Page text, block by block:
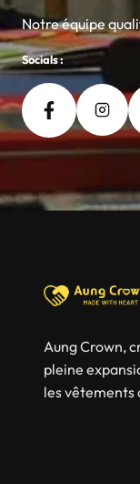
Notre équipe
Socials :
Aung Crown,
pleine
les vêtements